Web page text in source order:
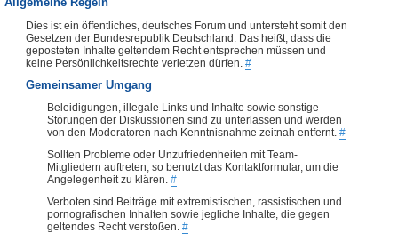
Allgemeine Regeln
Dies ist ein öffentliches, deutsches Forum und untersteht somit den
Gesetzen der Bundesrepublik Deutschland. Das heißt, dass die
geposteten Inhalte geltendem Recht entsprechen müssen und
keine Persönlichkeitsrechte verletzen dürfen. #
Gemeinsamer Umgang
Beleidigungen, illegale Links und Inhalte sowie sonstige
Störungen der Diskussionen sind zu unterlassen und werden
von den Moderatoren nach Kenntnisnahme zeitnah entfernt. #
Sollten Probleme oder Unzufriedenheiten mit Team-
Mitgliedern auftreten, so benutzt das Kontaktformular, um die
Angelegenheit zu klären. #
Verboten sind Beiträge mit extremistischen, rassistischen und
pornografischen Inhalten sowie jegliche Inhalte, die gegen
geltendes Recht verstoßen. #